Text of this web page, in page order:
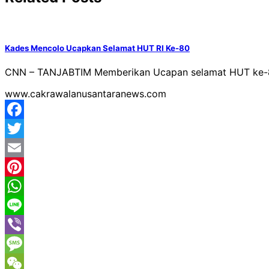
Kades Mencolo Ucapkan Selamat HUT RI Ke-80
CNN – TANJABTIM Memberikan Ucapan selamat HUT
www.cakrawalanusantaranews.com
Facebook
Twitter
Email
Pinterest
WhatsApp
Line
Viber
Message